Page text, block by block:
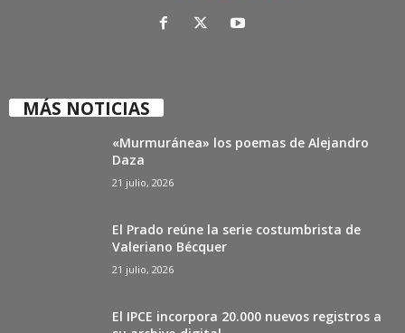
MÁS NOTICIAS
«Murmuránea» los poemas de Alejandro
Daza
21 julio, 2026
El Prado reúne la serie costumbrista de
Valeriano Bécquer
21 julio, 2026
El IPCE incorpora 20.000 nuevos registros a